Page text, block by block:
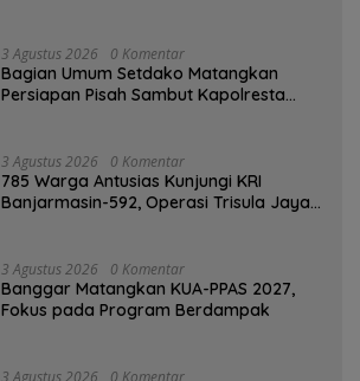
3 Agustus 2026 0 Komentar
Bagian Umum Setdako Matangkan
Persiapan Pisah Sambut Kapolresta
3 Agustus 2026 0 Komentar
785 Warga Antusias Kunjungi KRI
Banjarmasin-592, Operasi Trisula Jaya
3 Agustus 2026 0 Komentar
‎Banggar Matangkan KUA-PPAS 2027,
Fokus pada Program Berdampak